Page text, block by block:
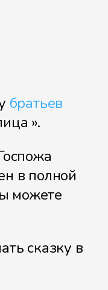
братьев
».
в полной
можете
сказку в